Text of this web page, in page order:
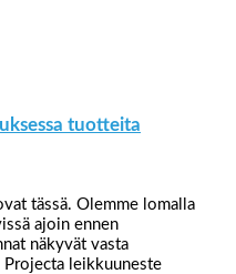
tuotteita
tässä. Olemme lomalla
ajoin ennen
näkyvät vasta
leikkuuneste